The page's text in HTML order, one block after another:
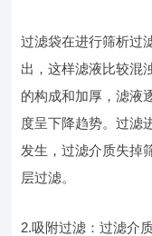
过滤袋在进行筛析过
出，这样滤液比较混
的构成和加厚，滤液
度呈下降趋势。过滤
发生，过滤介质失掉
层过滤。
2.吸附过滤：过滤介